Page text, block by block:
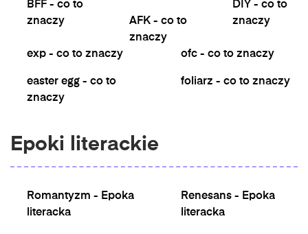
BFF - co to
znaczy
AFK - co to
znaczy
DIY - co to
znaczy
exp - co to znaczy
easter egg - co to
znaczy
ofc - co to znaczy
foliarz - co to znaczy
Epoki literackie
Romantyzm - Epoka
literacka
Renesans - Epoka
literacka